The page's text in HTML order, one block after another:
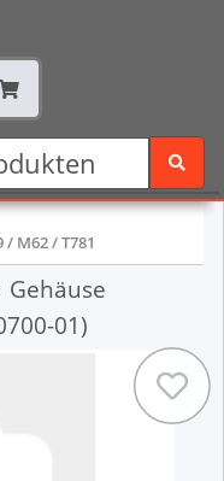
/ M62 / T781
Gehäuse
01)